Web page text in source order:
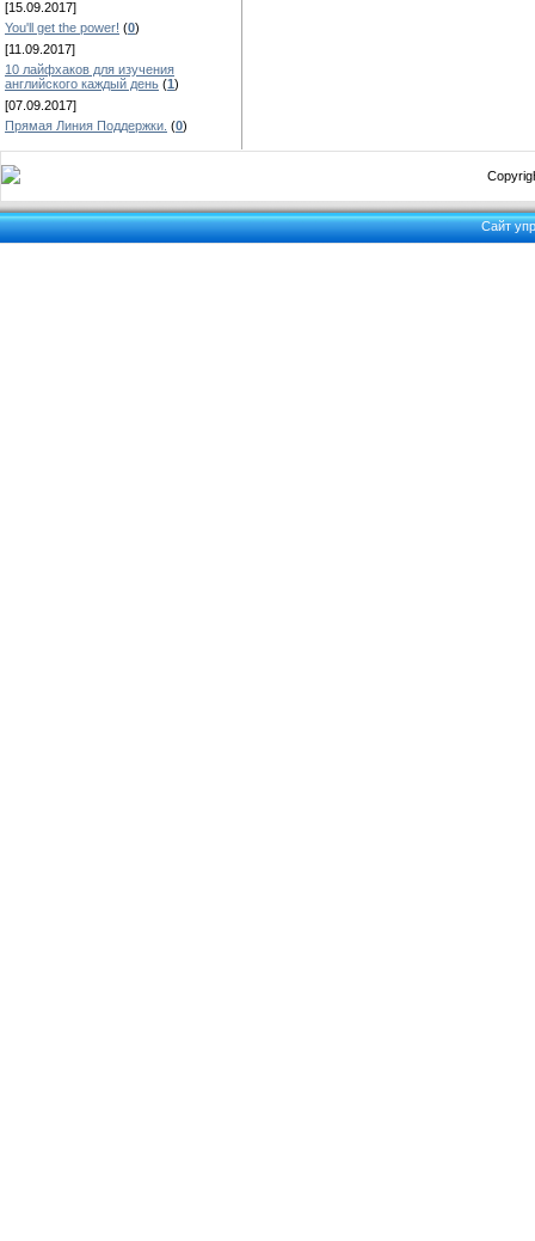
[15.09.2017]
You'll get the power! (0)
[11.09.2017]
10 лайфхаков для изучения
английского каждый день (1)
[07.09.2017]
Прямая Линия Поддержки. (0)
Сайт